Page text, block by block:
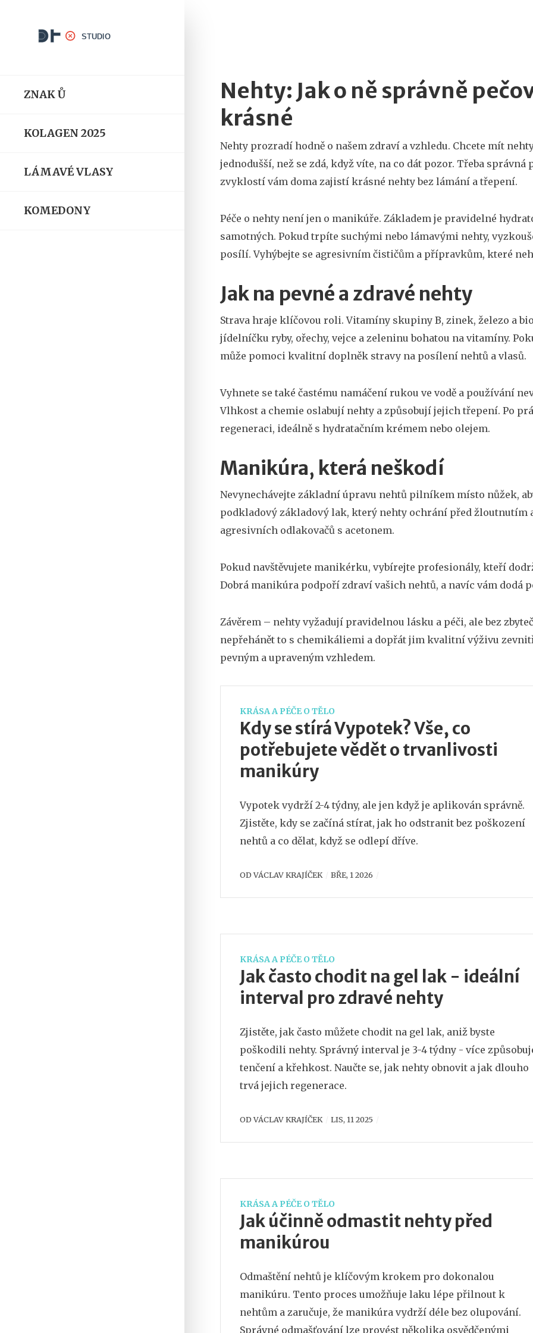
ZNAK Ů
KOLAGEN 2025
LÁMAVÉ VLASY
KOMEDONY
Nehty: Jak o ně správně
krásné
Nehty prozradí hodně o našem zdraví a vzhledu. Chcete mít
jednodušší, než se zdá, když víte, na co dát pozor. Třeba
zvyklostí vám doma zajistí krásné nehty bez lámání a třepení.
Péče o nehty není jen o manikúře. Základem je pravidelné
samotných. Pokud trpíte suchými nebo lámavými nehty,
posílí. Vyhýbejte se agresivním čističům a přípravkům, které
Jak na pevné a zdravé nehty
Strava hraje klíčovou roli. Vitamíny skupiny B, zinek, železo a
jídelníčku ryby, ořechy, vejce a zeleninu bohatou na vitamíny.
může pomoci kvalitní doplněk stravy na posílení nehtů a vlasů.
Vyhnete se také častému namáčení rukou ve vodě a používání
Vlhkost a chemie oslabují nehty a způsobují jejich třepení. Po
regeneraci, ideálně s hydratačním krémem nebo olejem.
Manikúra, která neškodí
Nevynechávejte základní úpravu nehtů pilníkem místo nůžek,
podkladový základový lak, který nehty ochrání před žloutnutím
agresivních odlakovačů s acetonem.
Pokud navštěvujete manikérku, vybírejte profesionály, kteří
Dobrá manikúra podpoří zdraví vašich nehtů, a navíc vám dodá
Závěrem – nehty vyžadují pravidelnou lásku a péči, ale bez
nepřehánět to s chemikáliemi a dopřát jim kvalitní výživu
pevným a upraveným vzhledem.
KRÁSA A PÉČE O TĚLO
Kdy se stírá Vypotek? Vše, co
potřebujete vědět o trvanlivosti
manikúry
Vypotek vydrží 2-4 týdny, ale jen když je aplikován správně.
Zjistěte, kdy se začíná stírat, jak ho odstranit bez poškození
nehtů a co dělat, když se odlepí dříve.
ODVÁCLAV KRAJÍČEK BŘE, 1 2026
KRÁSA A PÉČE O TĚLO
Jak často chodit na gel lak - ideální
interval pro zdravé nehty
Zjistěte, jak často můžete chodit na gel lak, aniž byste
poškodili nehty. Správný interval je 3-4 týdny - více
tenčení a křehkost. Naučte se, jak nehty obnovit a jak dlouho
trvá jejich regenerace.
ODVÁCLAV KRAJÍČEK LIS, 11 2025
KRÁSA A PÉČE O TĚLO
Jak účinně odmastit nehty před
manikúrou
Odmaštění nehtů je klíčovým krokem pro dokonalou
manikúru. Tento proces umožňuje laku lépe přilnout k
nehtům a zaručuje, že manikúra vydrží déle bez olupování.
Správné odmašťování lze provést několika osvědčenými